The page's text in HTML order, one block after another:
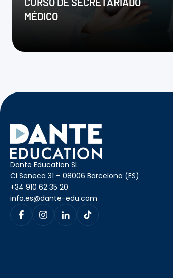
MÉDICO
Dante Education SL
Cl Seneca 31 – 08006 Barcelona (ES)
+34 910 62 35 20
info.es@dante-edu.com